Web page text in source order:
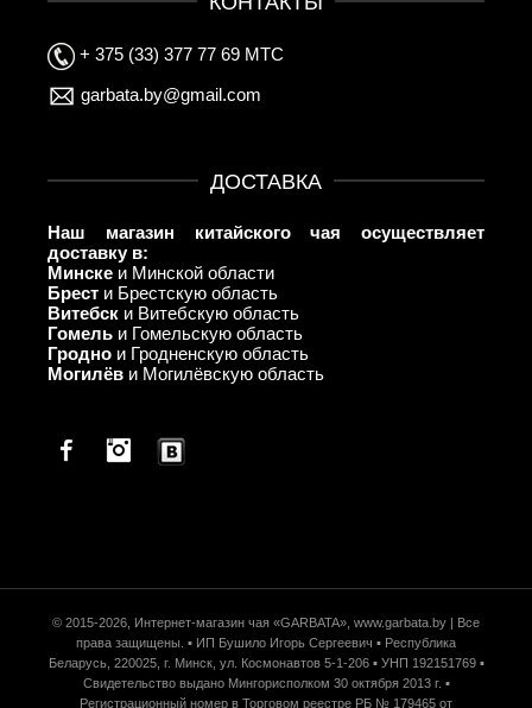
+ 375 (33) 377 77 69 МТС
garbata.by@gmail.com
ДОСТАВКА
Наш магазин китайского чая осуществляет
доставку в:
Минске и Минской области
Брест и Брестскую область
Витебск и Витебскую область
Гомель и Гомельскую область
Гродно и Гродненскую область
Могилёв и Могилёвскую область
Facebook
© 2015-2026, Интернет-магазин чая «GARBATA», www.garbata.by | Все
права защищены. ▪ ИП Бушило Игорь Сергеевич ▪ Республика
Беларусь, 220025, г. Минск, ул. Космонавтов 5-1-206 ▪ УНП 192151769 ▪
Свидетельство выдано Мингорисполком 30 октября 2013 г. ▪
Регистрационный номер в Торговом реестре РБ № 179465 от